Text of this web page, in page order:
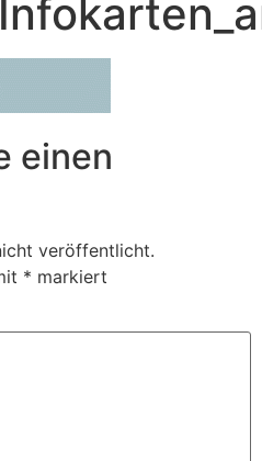
einen
veröffentlicht.
* markiert